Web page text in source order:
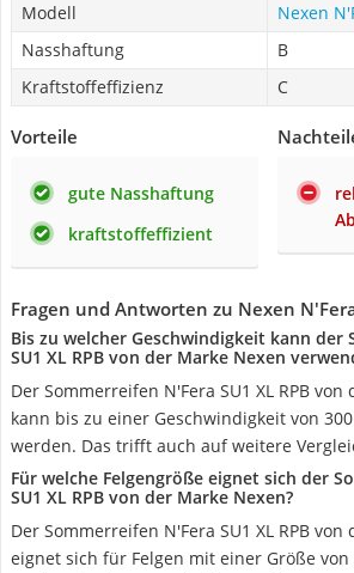
Modell
Nexen
Nasshaftung
B
Kraftstoffeffizienz
C
Vorteile
gute Nasshaftung
kraftstoffeffizient
Fragen und Antworten zu Nexen
Bis zu welcher Geschwindigkeit kann der
SU1 XL RPB von der Marke Nexen
Der Sommerreifen N'Fera SU1 XL RPB
kann bis zu einer Geschwindigkeit von
werden. Das trifft auch auf weitere
Für welche Felgengröße eignet sich der
SU1 XL RPB von der Marke Nexen?
Der Sommerreifen N'Fera SU1 XL RPB
eignet sich für Felgen mit einer Größe